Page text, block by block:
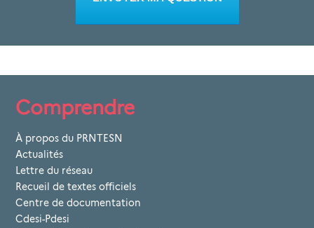
Comprendre
À propos du PRNTESN
Actualités
Lettre du réseau
Recueil de textes officiels
Centre de documentation
Cdesi-Pdesi